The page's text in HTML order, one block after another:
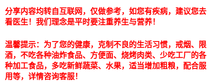
分享内容均转自互联网，仅做参考，如您有疾病，建议您去
看医生！我们理念是平时要注重养生与营养！
温馨提示：为了您的健康，克制不良的生活习惯，戒烟、限
酒，不吃各种油炸食品、方便面、烧烤肉类、少吃工厂的各
种加工食品，多吃新鲜蔬菜、水果，适当增加粗粮，配合服
用等，详情咨询客服！